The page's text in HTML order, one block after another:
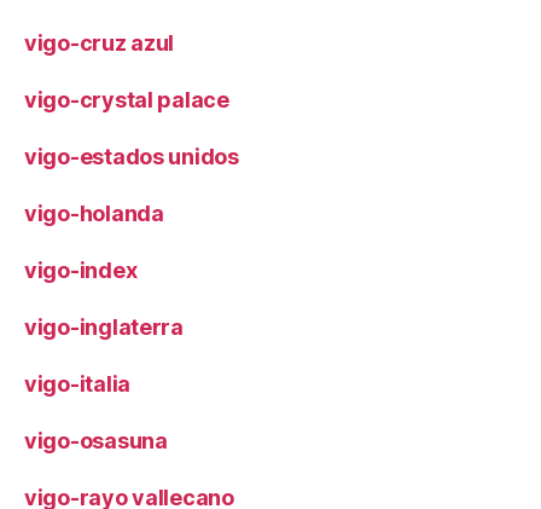
vigo-cruz azul
vigo-crystal palace
vigo-estados unidos
vigo-holanda
vigo-index
vigo-inglaterra
vigo-italia
vigo-osasuna
vigo-rayo vallecano